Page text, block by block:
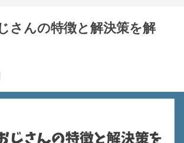
さんの特徴と解決策を解